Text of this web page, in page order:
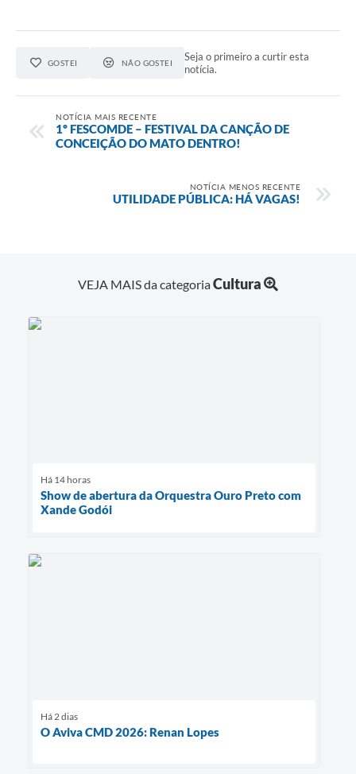
GOSTEI NÃO GOSTEI
Seja o primeiro a curtir esta
notícia.
NOTÍCIA MAIS RECENTE
1º FESCOMDE – FESTIVAL DA CANÇÃO DE
CONCEIÇÃO DO MATO DENTRO!
NOTÍCIA MENOS RECENTE
UTILIDADE PÚBLICA: HÁ VAGAS!
VEJA MAIS da categoriaCultura
Há 14 horas
Show de abertura da Orquestra Ouro Preto com
Xande Godói
Há 2 dias
O Aviva CMD 2026: Renan Lopes